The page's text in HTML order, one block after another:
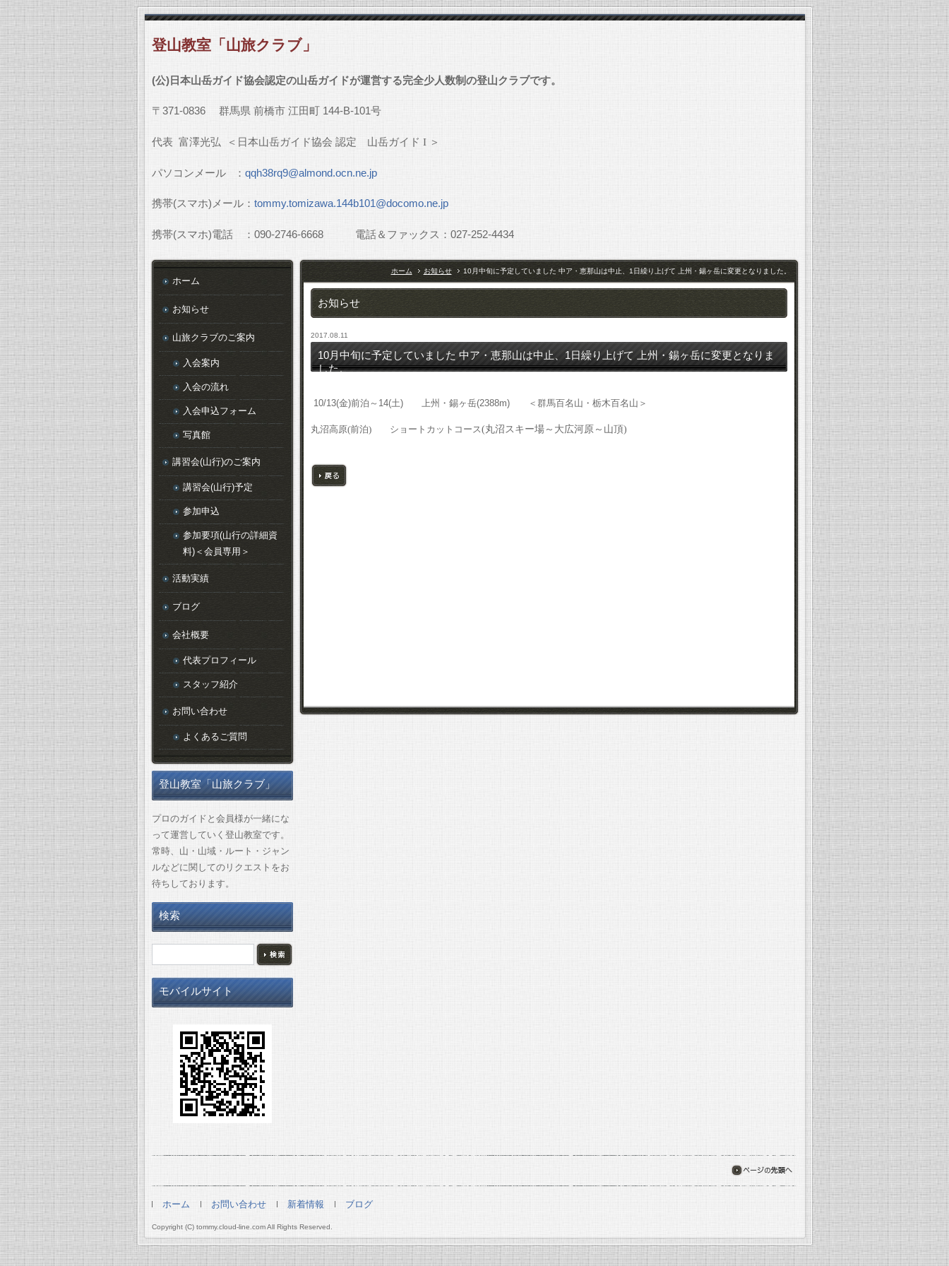
登山教室「山旅クラブ」
(公)日本山岳ガイド協会認定の山岳ガイドが運営する完全少人数制の登山クラブです。
〒 371-0836 群馬県 前橋市 江田町 144-B-101号
代表 富澤光弘 ＜日本山岳ガイド協会 認定 山岳ガイド I ＞
パソコンメール ： qqh38rq9@almond.ocn.ne.jp
携帯(スマホ)メール： tommy.tomizawa.144b101@docomo.ne.jp
携帯(スマホ)電話 ： 090-2746-6668電話＆ファックス： 027-252-4434
ホーム お知らせ 10月中旬に予定していました 中ア・恵那山は中止、1日繰り上げて 上州・錫ヶ岳に変更となりました。
お知らせ
2017.08.11
10月中旬に予定していました 中ア・恵那山は中止、1日繰り上げて 上州・錫ヶ岳に変更となりま
した。
10/13(金)前泊～14(土) 上州・錫ヶ岳(2388m) ＜群馬百名山・栃木百名山＞
丸沼高原(前泊) ショートカットコース(丸沼スキー場～大広河原～山頂)
ホーム
お知らせ
山旅クラブのご案内
入会案内
入会の流れ
入会申込フォーム
写真館
講習会(山行)のご案内
講習会(山行)予定
参加申込
参加要項(山行の詳細資
料)＜会員専用＞
活動実績
ブログ
会社概要
代表プロフィール
スタッフ紹介
お問い合わせ
よくあるご質問
登山教室「山旅クラブ」
プロのガイドと会員様が一緒にな
って運営していく登山教室です。
常時、山・山域・ルート・ジャン
ルなどに関してのリクエストをお
待ちしております。
検索
モバイルサイト
ページの先頭へ
ホーム
お問い合わせ 新着情報 ブログ
Copyright (C) tommy.cloud-line.com All Rights Reserved.